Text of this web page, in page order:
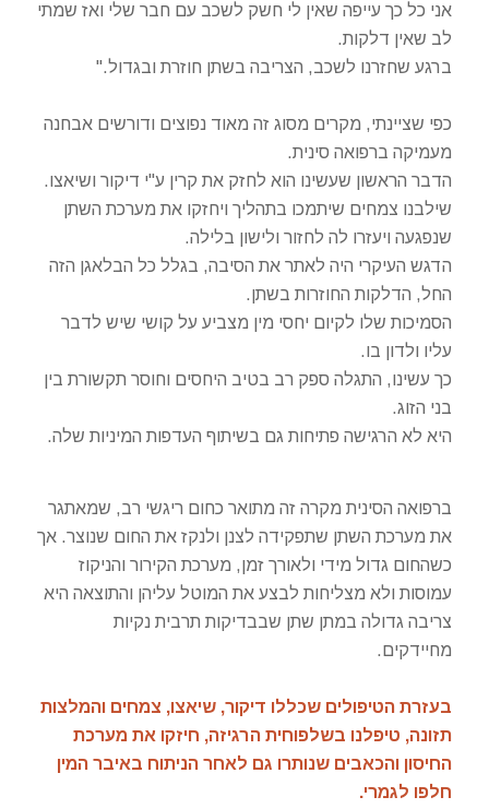
אני כל כך עייפה שאין לי חשק לשכב עם חבר שלי ואז שמתי
לב שאין דלקות.
ברגע שחזרנו לשכב, הצריבה בשתן חוזרת ובגדול."
כפי שציינתי, מקרים מסוג זה מאוד נפוצים ודורשים אבחנה
מעמיקה ברפואה סינית.
הדבר הראשון שעשינו הוא לחזק את קרין ע"י דיקור ושיאצו.
שילבנו צמחים שיתמכו בתהליך ויחזקו את מערכת השתן
שנפגעה ויעזרו לה לחזור ולישון בלילה.
הדגש העיקרי היה לאתר את הסיבה, בגלל כל הבלאגן הזה
החל, הדלקות החוזרות בשתן.
הסמיכות שלו לקיום יחסי מין מצביע על קושי שיש לדבר
עליו ולדון בו.
כך עשינו, התגלה ספק רב בטיב היחסים וחוסר תקשורת בין
בני הזוג.
היא לא הרגישה פתיחות גם בשיתוף העדפות המיניות שלה.
ברפואה הסינית מקרה זה מתואר כחום ריגשי רב, שמאתגר
את מערכת השתן שתפקידה לצנן ולנקז את החום שנוצר. אך
כשהחום גדול מידי ולאורך זמן, מערכת הקירור והניקוז
עמוסות ולא מצליחות לבצע את המוטל עליהן והתוצאה היא
צריבה גדולה במתן שתן שבבדיקות תרבית נקיות
מחיידקים.
בעזרת הטיפולים שכללו דיקור, שיאצו, צמחים והמלצות
תזונה, טיפלנו בשלפוחית הרגיזה, חיזקו את מערכת
החיסון והכאבים שנותרו גם לאחר הניתוח באיבר המין
חלפו לגמרי.